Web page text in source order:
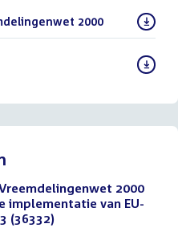
2000()
2000
implementatie van EU-
(36332)